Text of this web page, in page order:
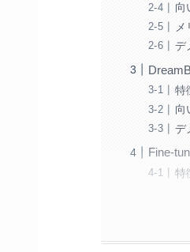
向
メ
デ
特
向
デ
Fine-
特